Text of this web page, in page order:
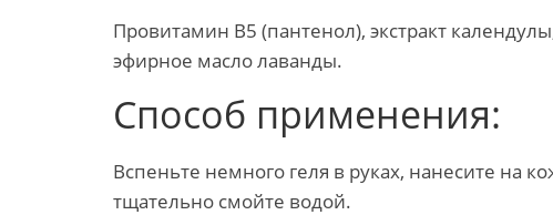
Провитамин В5 (пантенол), экстракт
эфирное масло лаванды.
Способ применения:
Вспеньте немного геля в руках, нанесите на
тщательно смойте водой.